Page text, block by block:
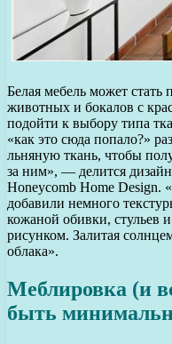
Белая мебель может
животных и бокалов с
подойти к выбору типа
«как это сюда попало?»
льняную ткань, чтобы
за ним», — делится
Honeycomb Home Design.
добавили немного
кожаной обивки, стульев
рисунком. Залитая
облака».
Меблировка (и
быть